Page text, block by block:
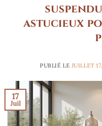
astucieux
PUBLIÉ LE JUILLET
17
Juil